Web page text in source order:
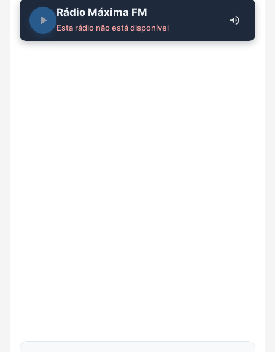
Rádio Máxima FM
Esta rádio não está disponível